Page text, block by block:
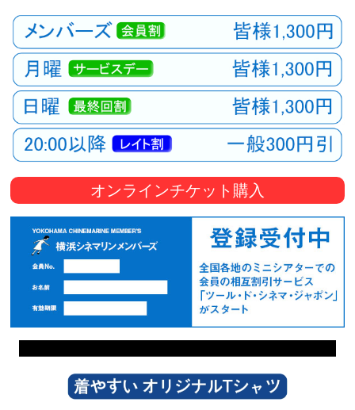
画
は
こ
の
街
で
オンラインチケット購入